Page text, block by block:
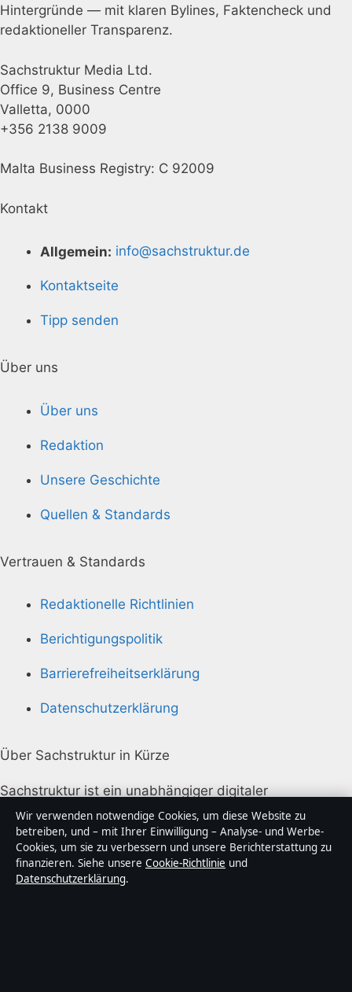
Hintergründe — mit klaren Bylines, Faktencheck und
redaktioneller Transparenz.
Sachstruktur Media Ltd.
Office 9, Business Centre
Valletta, 0000
+356 2138 9009
Malta Business Registry: C 92009
Kontakt
Allgemein: info@sachstruktur.de
Kontaktseite
Tipp senden
Über uns
Über uns
Redaktion
Unsere Geschichte
Quellen & Standards
Vertrauen & Standards
Redaktionelle Richtlinien
Berichtigungspolitik
Barrierefreiheitserklärung
Datenschutzerklärung
Über Sachstruktur in Kürze
Sachstruktur ist ein unabhängiger digitaler
Nachrichtenanbieter mit Fokus auf Politik, Wirtschaft,
Technik und Gesellschaft in Deutschland. Jeder Artikel
trägt eine Byline, wird von einem Redakteur geprüft
und vor der Veröffentlichung faktengecheckt.
Wir verwenden notwendige Cookies, um diese Website zu
betreiben, und – mit Ihrer Einwilligung – Analyse- und Werbe-
Cookies, um sie zu verbessern und unsere Berichterstattung zu
finanzieren. Siehe unsere Cookie-Richtlinie und
Datenschutzerklärung.